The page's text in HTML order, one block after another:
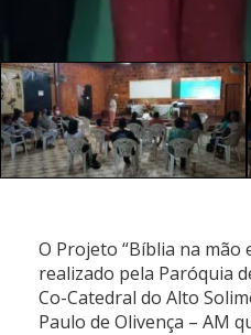
O Projeto “Bíblia na mão
realizado pela Paróquia
Co-Catedral do Alto
Paulo de Olivença – AM